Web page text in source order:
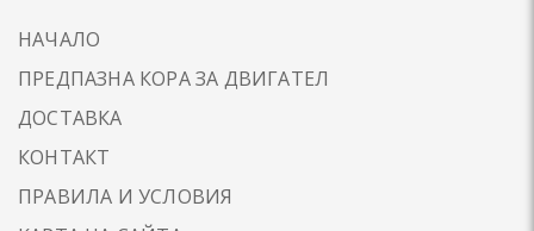
НАЧАЛО
ПРЕДПАЗНА КОРА ЗА ДВИГАТЕЛ
ДОСТАВКА
КОНТАКТ
ПРАВИЛА И УСЛОВИЯ